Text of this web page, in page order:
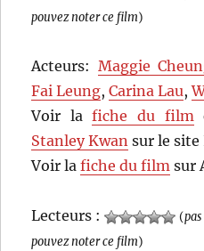
pouvez noter ce film)
Acteurs: Maggie
Fai Leung,Carina Lau,
Voir lafiche du film
Stanley Kwan sur le site
Voir lafiche du film sur
Lecteurs : (
pouvez noter ce film)